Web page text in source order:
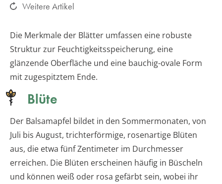
Weitere Artikel
Die Merkmale der Blätter umfassen eine robuste
Struktur zur Feuchtigkeitsspeicherung, eine
glänzende Oberfläche und eine bauchig-ovale Form
mit zugespitztem Ende.
Blüte
Der Balsamapfel bildet in den Sommermonaten, von
Juli bis August, trichterförmige, rosenartige Blüten
aus, die etwa fünf Zentimeter im Durchmesser
erreichen. Die Blüten erscheinen häufig in Büscheln
und können weiß oder rosa gefärbt sein, wobei ihr